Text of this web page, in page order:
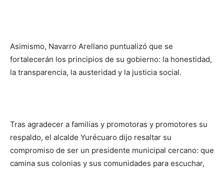
Asimismo, Navarro Arellano puntualizó que se
fortalecerán los principios de su gobierno: la honestidad,
la transparencia, la austeridad y la justicia social.
Tras agradecer a familias y promotoras y promotores su
respaldo, el alcalde Yurécuaro dijo resaltar su
compromiso de ser un presidente municipal cercano: que
camina sus colonias y sus comunidades para escuchar,